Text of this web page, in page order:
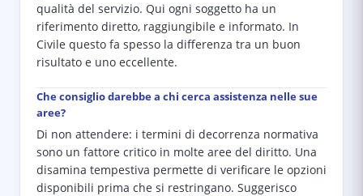
qualità del servizio. Qui ogni soggetto ha un
riferimento diretto, raggiungibile e informato. In
Civile questo fa spesso la differenza tra un buon
risultato e uno eccellente.
Che consiglio darebbe a chi cerca assistenza nelle sue
aree?
Di non attendere: i termini di decorrenza normativa
sono un fattore critico in molte aree del diritto. Una
disamina tempestiva permette di verificare le opzioni
disponibili prima che si restringano. Suggerisco